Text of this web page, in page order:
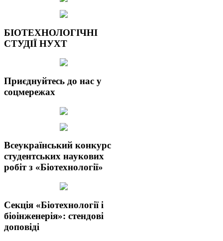
БІОТЕХНОЛОГІЧНІ
СТУДІЇ НУХТ
Приєднуйтесь до нас у
соцмережах
Всеукраїнський конкурс
студентських наукових
робіт з «Біотехнології»
Секція «Біотехнології і
біоінженерія»: стендові
доповіді